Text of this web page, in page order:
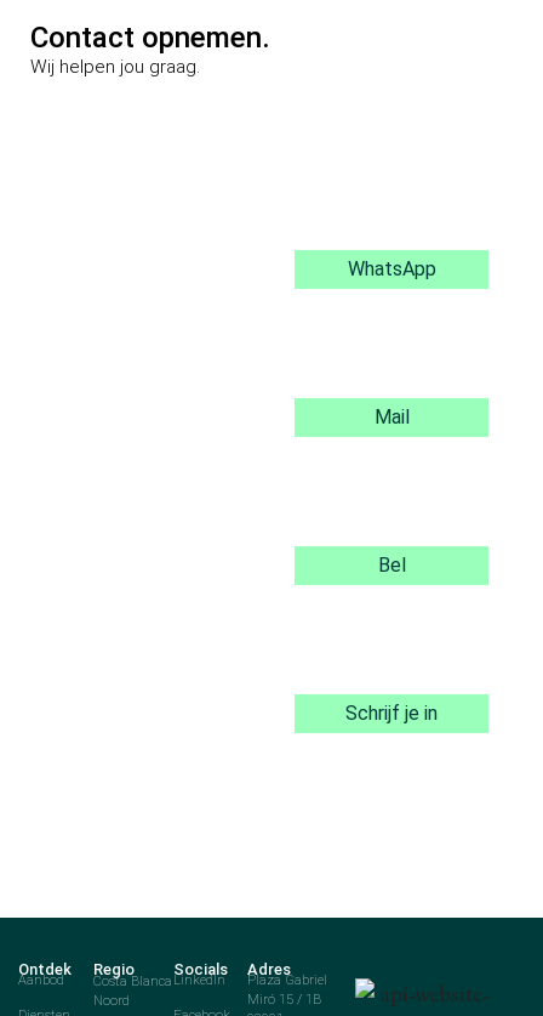
Contact opnemen.
Wij helpen jou graag.
WhatsApp
Mail
Bel
Schrijf je in
Ontdek
Aanbod
Regio
Costa Blanca
Noord
Socials
LinkedIn
Adres
Plaza Gabriel
Miró 15 / 1B